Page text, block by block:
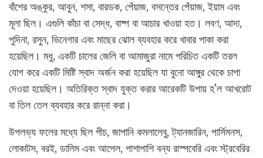
বাঁশের অঙ্কুর, আবুন, শসা, বারডক, পেঁয়াজ, বসন্তের পেঁয়াজ, ইয়াম এবং
মূলা ছিল। এগুলি কাঁচা বা সেদ্ধ, বাষ্প বা আচার খাওয়া হত। লবণ, আদা,
পুদিনা, রসুন, ভিনেগার এবং মাছের ঝোল ব্যবহার করে খাবার পাকা করা
হয়েছিল। মধু, একটি চালের জেলি বা আমাজুরা নামে পরিচিত একটি তরল
যোগ করে একটি মিষ্টি স্বাদ অর্জন করা হয়েছিল যা বুনো আঙ্গুর থেকে চাপা
দেওয়া হয়েছিল। অতিরিক্ত স্বাদ যুক্ত করার আরেকটি উপায় হ'ল আখরোট
বা তিল তেল ব্যবহার করে রান্না করা।
উপলভ্য ফলের মধ্যে ছিল পীচ, জাপানি কমলালেবু, ট্যানজারিন, পার্সিমনস,
লোকাটস, বরই, ডালিম এবং আপেল, পাশাপাশি বন্য রাস্পবেরি এবং স্ট্রবেরির